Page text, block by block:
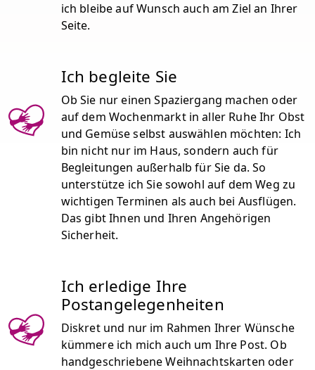
ich bleibe auf Wunsch auch am Ziel an Ihrer
Seite.
Ich begleite Sie
Ob Sie nur einen Spaziergang machen oder
auf dem Wochenmarkt in aller Ruhe Ihr Obst
und Gemüse selbst auswählen möchten: Ich
bin nicht nur im Haus, sondern auch für
Begleitungen außerhalb für Sie da. So
unterstütze ich Sie sowohl auf dem Weg zu
wichtigen Terminen als auch bei Ausflügen.
Das gibt Ihnen und Ihren Angehörigen
Sicherheit.
Ich erledige Ihre
Postangelegenheiten
Diskret und nur im Rahmen Ihrer Wünsche
kümmere ich mich auch um Ihre Post. Ob
handgeschriebene Weihnachtskarten oder